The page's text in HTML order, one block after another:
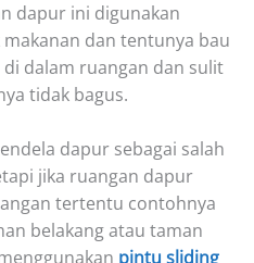
dapur ini digunakan
dan tentunya bau
di dalam ruangan dan sulit
tidak bagus.
dapur sebagai salah
jika ruangan dapur
tertentu contohnya
belakang atau taman
pintu sliding